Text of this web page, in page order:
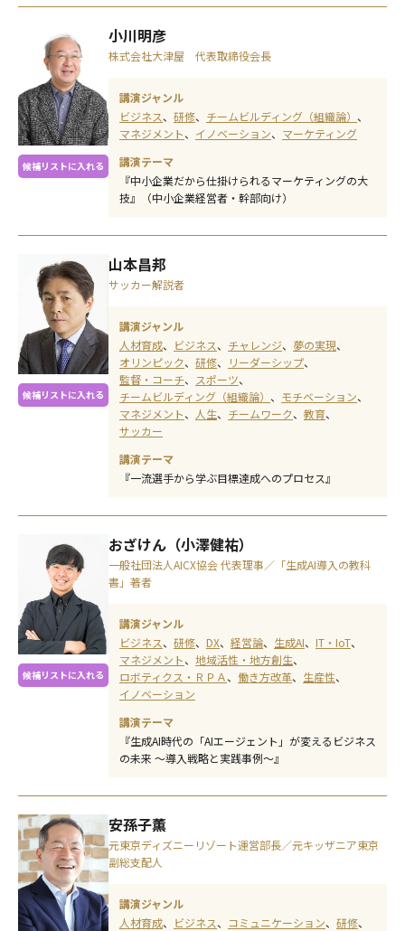
候補リストに入れる
小川明彦
株式会社大津屋 代表取締役会長
講演ジャンル
ビジネス
研修
チームビルディング（組織論）
マネジメント
イノベーション
マーケティング
講演テーマ
『中小企業だから仕掛けられるマーケティングの大
技』（中小企業経営者・幹部向け）
候補リストに入れる
山本昌邦
サッカー解説者
講演ジャンル
人材育成
ビジネス チャレンジ
夢の実現
オリンピック
研修
リーダーシップ
監督・コーチ
スポーツ
チームビルディング（組織論）
モチベーション
マネジメント
人生 チームワーク
教育
サッカー
講演テーマ
『一流選手から学ぶ目標達成へのプロセス』
候補リストに入れる
おざけん（小澤健祐）
一般社団法人AICX協会 代表理事／「生成AI導入の教科
書」著者
講演ジャンル
ビジネス
研修 DX 経営論 生成AI
IT・IoT
マネジメント
地域活性・地方創生
ロボティクス・ＲＰＡ
働き方改革
生産性
イノベーション
講演テーマ
『生成AI時代の「AIエージェント」が変えるビジネス
の未来 ～導入戦略と実践事例～』
安孫子薫
元東京ディズニーリゾート運営部長／元キッザニア東京
副総支配人
講演ジャンル
人材育成
ビジネス コミュニケーション
研修